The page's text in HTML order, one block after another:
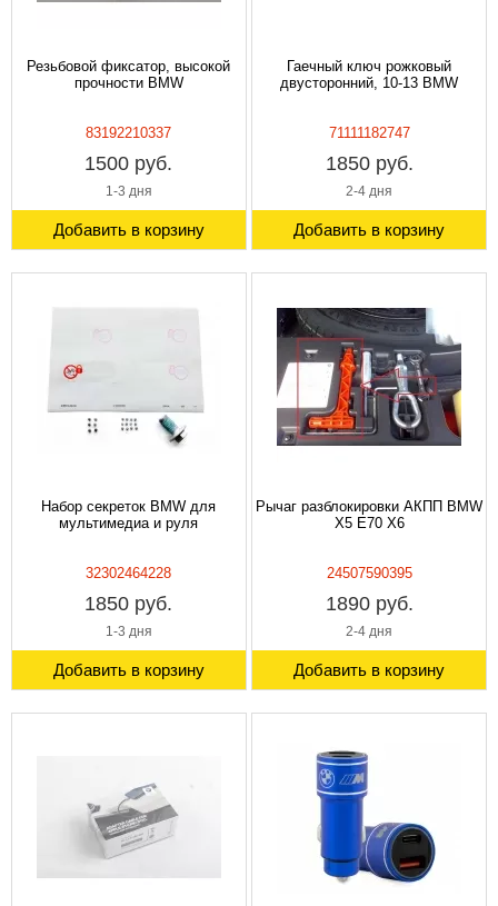
Резьбовой фиксатор, высокой
прочности BMW
83192210337
1500 руб.
1-3 дня
Добавить в корзину
Гаечный ключ рожковый
двусторонний, 10-13 BMW
71111182747
1850 руб.
2-4 дня
Добавить в корзину
Набор секреток BMW для
мультимедиа и руля
32302464228
1850 руб.
1-3 дня
Добавить в корзину
Рычаг разблокировки АКПП BMW
X5 E70 X6
24507590395
1890 руб.
2-4 дня
Добавить в корзину